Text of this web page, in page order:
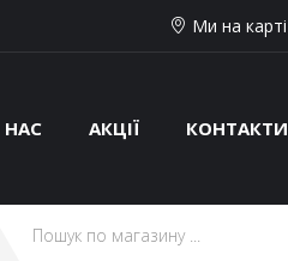
Ми на карті
НАС АКЦІЇ КОНТАКТИ